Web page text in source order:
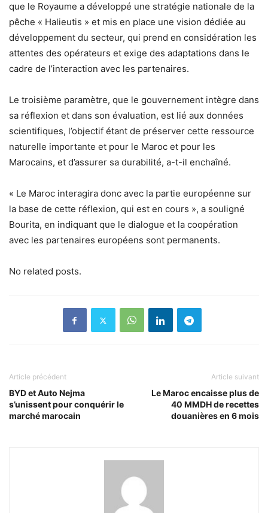
que le Royaume a développé une stratégie nationale de la
pêche « Halieutis » et mis en place une vision dédiée au
développement du secteur, qui prend en considération les
attentes des opérateurs et exige des adaptations dans le
cadre de l’interaction avec les partenaires.
Le troisième paramètre, que le gouvernement intègre dans
sa réflexion et dans son évaluation, est lié aux données
scientifiques, l’objectif étant de préserver cette ressource
naturelle importante et pour le Maroc et pour les
Marocains, et d’assurer sa durabilité, a-t-il enchaîné.
« Le Maroc interagira donc avec la partie européenne sur
la base de cette réflexion, qui est en cours », a souligné
Bourita, en indiquant que le dialogue et la coopération
avec les partenaires européens sont permanents.
No related posts.
Article précédent
BYD et Auto Nejma
s’unissent pour conquérir le
marché marocain
Article suivant
Le Maroc encaisse plus de
40 MMDH de recettes
douanières en 6 mois